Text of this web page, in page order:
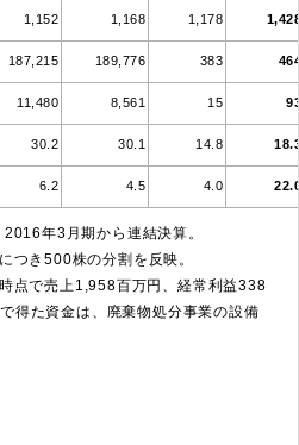
1,152 1,168 1,178
187,215 189,776 383
11,480 8,561 15
30.2 30.1 14.8
6.2 4.5 4.0
年3月期から連結決算。
き500株の分割を反映。
点で売上1,958百万円、経常利益338
得た資金は、廃棄物処分事業の設備